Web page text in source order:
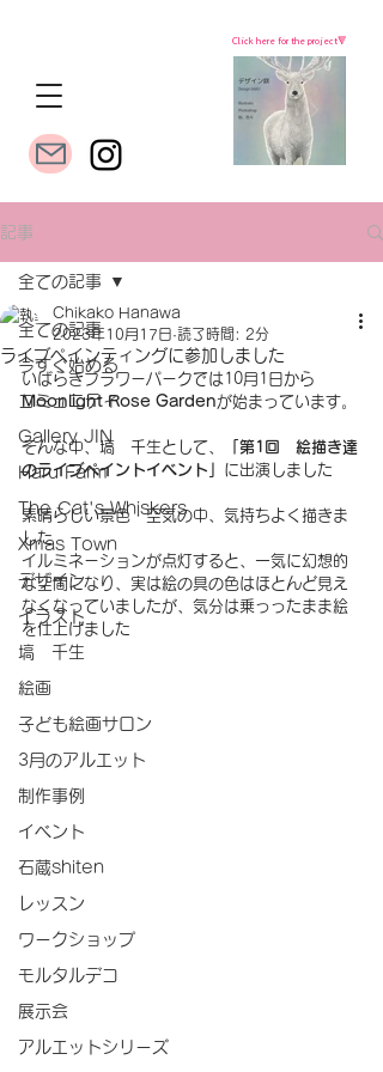
Click here for the project🔻
記事
全ての記事
今すぐ始める
コミュニティ
Gallery JIN
Haru Farm
The Cat's Whiskers
Xmas Town
デザイン
イラスト
塙 千生
絵画
子ども絵画サロン
3月のアルエット
制作事例
イベント
石蔵shiten
レッスン
ワークショップ
モルタルデコ
展示会
アルエットシリーズ
全ての記事
ライブペインティングに参加しました
Chikako Hanawa
2023年10月17日 読了時間: 2分
いばらきフラワーパークでは10月1日から
Moonlight Rose Gardenが始まっています。
そんな中、塙　千生として、
「第1回　絵描き達
のライブペイントイベント」 に出演しました
素晴らしい景色・空気の中、気持ちよく描きま
した
イルミネーションが点灯すると、一気に幻想的
な空間になり、実は絵の具の色はほとんど見え
なくなっていましたが、気分は乗っったまま絵
を仕上げました